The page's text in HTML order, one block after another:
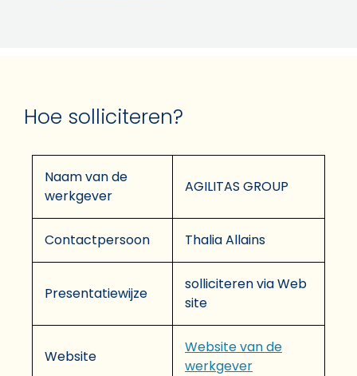
Hoe solliciteren?
Naam van de
werkgever
AGILITAS GROUP
Contactpersoon Thalia Allains
Presentatiewijze
solliciteren via Web
site
Website
Website van de
werkgever